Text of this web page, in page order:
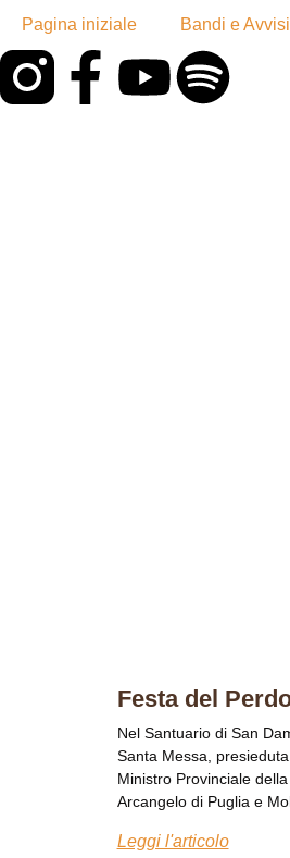
Pagina iniziale Bandi e Avvisi
Festa del
Nel Santuario di San
Santa Messa,
Ministro Provinciale
Arcangelo di Puglia e
Leggi l'articolo